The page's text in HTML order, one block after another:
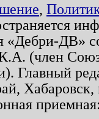
,
«Дебри-ДВ»
(член
Главный